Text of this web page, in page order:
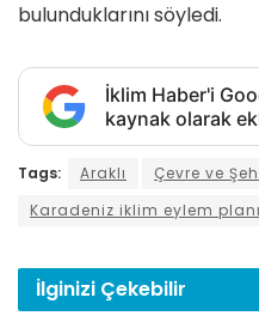
bulunduklarını söyledi.
İklim Haber'i
kaynak olarak
Tags: Araklı
Çevre ve
Karadeniz iklim eylem planı
İlginizi Çekebilir